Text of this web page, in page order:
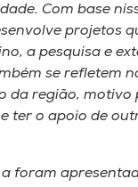
Com base
projetos
a pesquisa e
se refletem
da região, motivo
ter o apoio de
foram